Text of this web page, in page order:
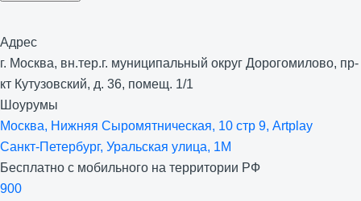
Адрес
г. Москва, вн.тер.г. муниципальный округ Дорогомилово, пр-
кт Кутузовский, д. 36, помещ. 1/1
Шоурумы
Москва, Нижняя Сыро­мятническая, 10 стр 9, Artplay
Санкт-Петербург, Уральская улица, 1М
Бесплатно с мобильного на территории РФ
900